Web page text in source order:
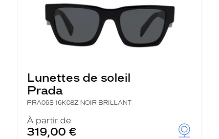
Lunettes de soleil
Prada
PRA06S 16K08Z NOIR BRILLANT
À partir de
319,00 €